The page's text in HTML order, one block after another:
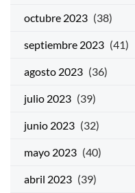
octubre 2023 (38)
septiembre 2023 (41)
agosto 2023 (36)
julio 2023 (39)
junio 2023 (32)
mayo 2023 (40)
abril 2023 (39)